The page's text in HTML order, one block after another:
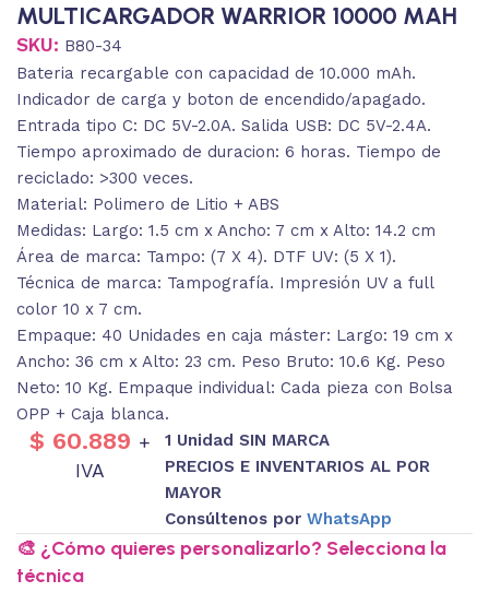
MULTICARGADOR WARRIOR 10000 MAH
SKU: B80-34
Bateria recargable con capacidad de 10.000 mAh.
Indicador de carga y boton de encendido/apagado.
Entrada tipo C: DC 5V-2.0A. Salida USB: DC 5V-2.4A.
Tiempo aproximado de duracion: 6 horas. Tiempo de
reciclado: >300 veces.
Material: Polimero de Litio + ABS
Medidas: Largo: 1.5 cm x Ancho: 7 cm x Alto: 14.2 cm
Área de marca: Tampo: (7 X 4). DTF UV: (5 X 1).
Técnica de marca: Tampografía. Impresión UV a full
color 10 x 7 cm.
Empaque: 40 Unidades en caja máster: Largo: 19 cm x
Ancho: 36 cm x Alto: 23 cm. Peso Bruto: 10.6 Kg. Peso
Neto: 10 Kg. Empaque individual: Cada pieza con Bolsa
OPP + Caja blanca.
$ 60.889 +
IVA
1 Unidad SIN MARCA
PRECIOS E INVENTARIOS AL POR
MAYOR
Consúltenos por WhatsApp
🎨 ¿Cómo quieres personalizarlo? Selecciona la
técnica